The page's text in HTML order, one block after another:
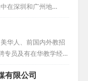
输送优秀人才。...
在深圳和广州地
华人、前国内外教招
专员及有在华教学经历
的宗旨是：不只是引
来华执教。对于学
有限公司